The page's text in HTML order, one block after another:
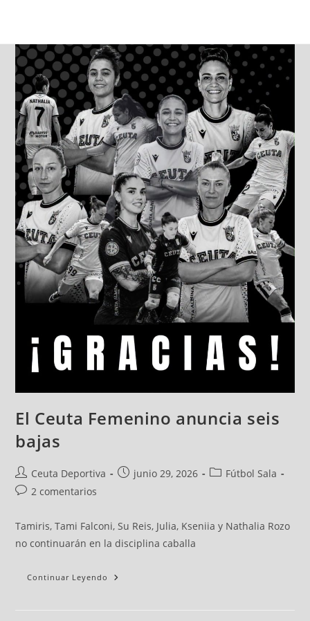
El Ceuta Femenino anuncia seis
bajas
Ceuta Deportiva junio 29, 2026
Fútbol Sala
2 comentarios
Tamiris, Tami Falconi, Su Reis, Julia, Kseniia y Nathalia Rozo
no continuarán en la disciplina caballa
Continuar Leyendo